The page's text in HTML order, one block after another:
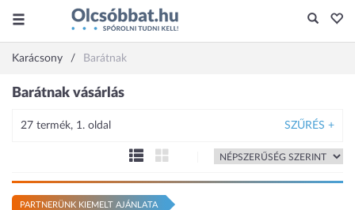
Karácsony Barátnak
Barátnak vásárlás
27 termék, 1. oldal SZŰRÉS +
PARTNERÜNK KIEMELT AJÁNLATA